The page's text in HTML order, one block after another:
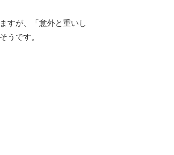
すが、「意外と重いし
うです。